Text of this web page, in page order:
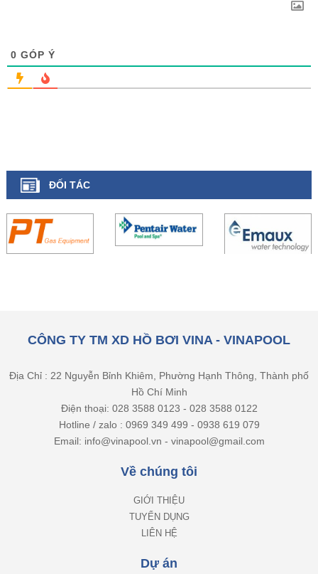
0 GÓP Ý
ĐỐI TÁC
CÔNG TY TM XD HỒ BƠI VINA - VINAPOOL
Địa Chỉ : 22 Nguyễn Bỉnh Khiêm, Phường Hạnh Thông, Thành phố
Hồ Chí Minh
Điện thoại: 028 3588 0123 - 028 3588 0122
Hotline / zalo : 0969 349 499 - 0938 619 079
Email: info@vinapool.vn - vinapool@gmail.com
Về chúng tôi
GIỚI THIỆU
TUYỂN DỤNG
LIÊN HỆ
Dự án